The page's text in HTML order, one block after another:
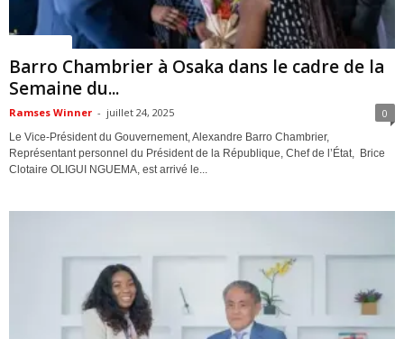
Barro Chambrier à Osaka dans le cadre de la
Semaine du...
Ramses Winner - juillet 24, 2025 0
Le Vice-Président du Gouvernement, Alexandre Barro Chambrier,
Représentant personnel du Président de la République, Chef de l’État, Brice
Clotaire OLIGUI NGUEMA, est arrivé le...